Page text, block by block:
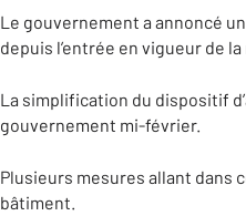
Le gouvernement a annoncé
depuis l’entrée en vigueur de
La simplification du dispositif
gouvernement mi-février.
Plusieurs mesures allant dans
bâtiment.